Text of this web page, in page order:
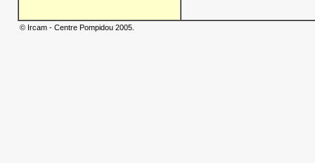
© Ircam - Centre Pompidou 2005.